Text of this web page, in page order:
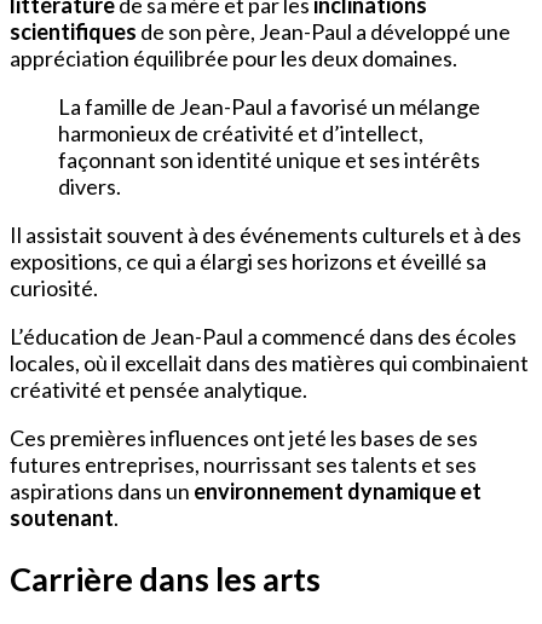
littératurede sa mère et par les inclinations
scientifiques de son père, Jean-Paul a développé une
appréciation équilibrée pour les deux domaines.
La famille de Jean-Paul a favorisé un mélange
harmonieux de créativité et d’intellect,
façonnant son identité unique et ses intérêts
divers.
Il assistait souvent à des événements culturels et à des
expositions, ce qui a élargi ses horizons et éveillé sa
curiosité.
L’éducation de Jean-Paul a commencé dans des écoles
locales, où il excellait dans des matières qui combinaient
créativité et pensée analytique.
Ces premières influences ont jeté les bases de ses
futures entreprises, nourrissant ses talents et ses
aspirations dans un environnement dynamique et
soutenant.
Carrière dans les arts